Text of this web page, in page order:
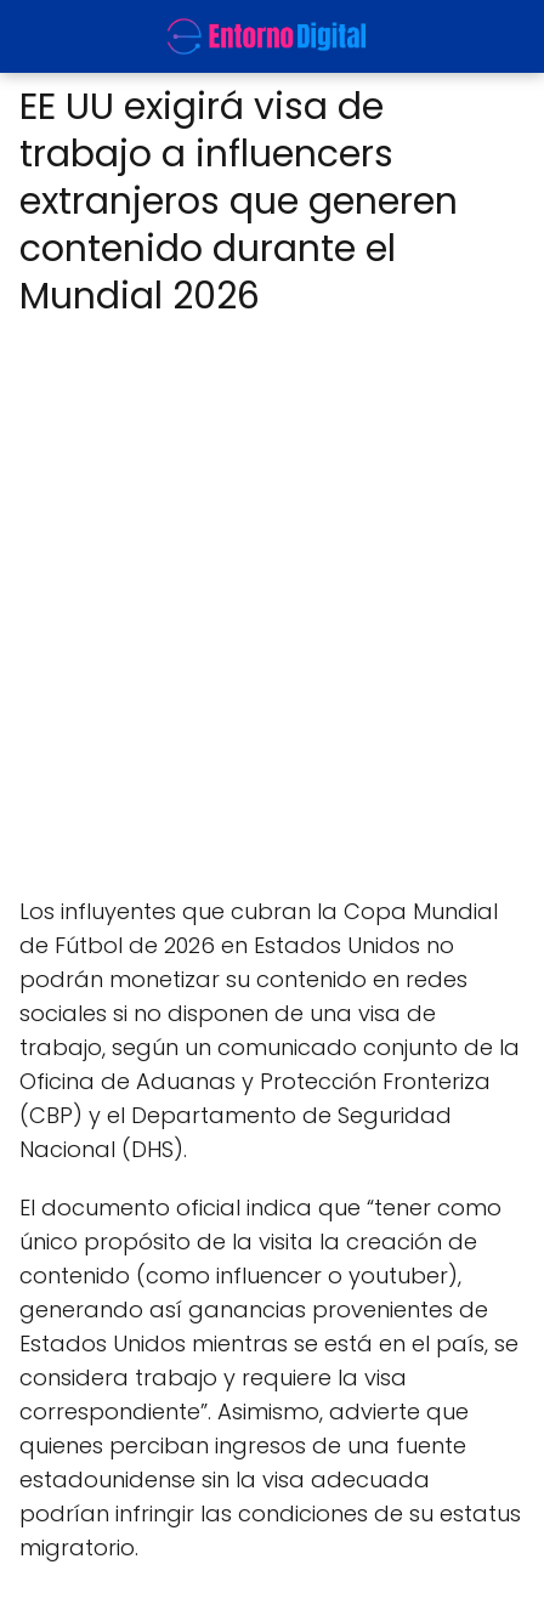
EE UU exigirá visa de
trabajo a influencers
extranjeros que generen
contenido durante el
Mundial 2026
Los influyentes que cubran la Copa Mundial
de Fútbol de 2026 en Estados Unidos no
podrán monetizar su contenido en redes
sociales si no disponen de una visa de
trabajo, según un comunicado conjunto de la
Oficina de Aduanas y Protección Fronteriza
(CBP) y el Departamento de Seguridad
Nacional (DHS).
El documento oficial indica que “tener como
único propósito de la visita la creación de
contenido (como influencer o youtuber),
generando así ganancias provenientes de
Estados Unidos mientras se está en el país, se
considera trabajo y requiere la visa
correspondiente”. Asimismo, advierte que
quienes perciban ingresos de una fuente
estadounidense sin la visa adecuada
podrían infringir las condiciones de su estatus
migratorio.